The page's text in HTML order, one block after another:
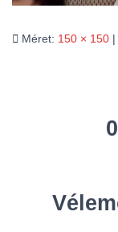
Méret: 150 × 150 |